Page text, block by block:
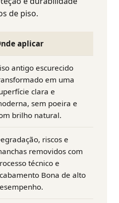
de piso.
aplicar
antigo escurecido
em uma
clara e
sem poeira e
brilho natural.
riscos e
removidos com
técnico e
Bona de alto